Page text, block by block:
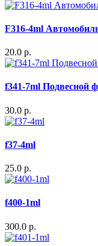
F316-4ml
20.0 р.
f341-7ml Подвесной
30.0 р.
f37-4ml
25.0 р.
f400-1ml
300.0 р.